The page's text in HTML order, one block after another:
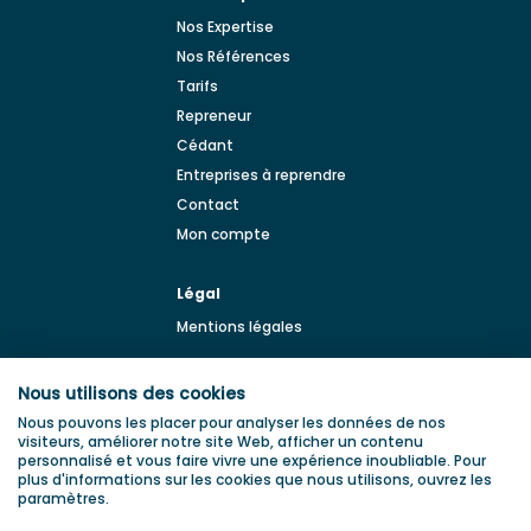
Nos Expertise
Nos Références
Tarifs
Repreneur
Cédant
Entreprises à reprendre
Contact
Mon compte
Légal
Mentions légales
d'entreprise
Nous utilisons des cookies
Nous pouvons les placer pour analyser les données de nos
visiteurs, améliorer notre site Web, afficher un contenu
personnalisé et vous faire vivre une expérience inoubliable. Pour
plus d'informations sur les cookies que nous utilisons, ouvrez les
paramètres.